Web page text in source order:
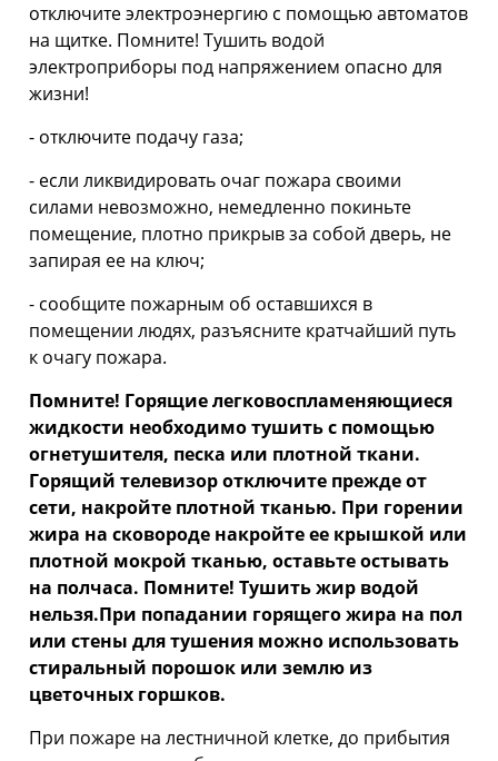
отключите электроэнергию с помощью автоматов
на щитке. Помните! Тушить водой
электроприборы под напряжением опасно для
жизни!
- отключите подачу газа;
- если ликвидировать очаг пожара своими
силами невозможно, немедленно покиньте
помещение, плотно прикрыв за собой дверь, не
запирая ее на ключ;
- сообщите пожарным об оставшихся в
помещении людях, разъясните кратчайший путь
к очагу пожара.
Помните! Горящие легковоспламеняющиеся
жидкости необходимо тушить с помощью
огнетушителя, песка или плотной ткани.
Горящий телевизор отключите прежде от
сети, накройте плотной тканью. При горении
жира на сковороде накройте ее крышкой или
плотной мокрой тканью, оставьте остывать
на полчаса. Помните! Тушить жир водой
нельзя.При попадании горящего жира на пол
или стены для тушения можно использовать
стиральный порошок или землю из
цветочных горшков.
При пожаре на лестничной клетке, до прибытия